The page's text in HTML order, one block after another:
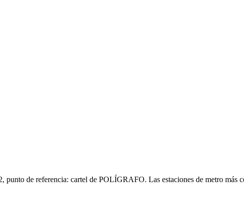
de referencia: cartel de POLÍGRAFO. Las estaciones de metro más